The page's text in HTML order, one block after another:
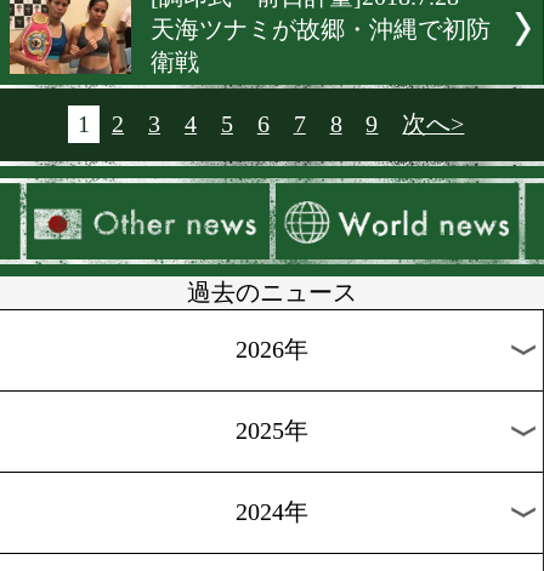
ユース王座戦 水野拓哉が
ダウンを先制!
[試合結果]2018.7.29
WBC・IBF王座ライト級統
ガルシアvsイースターJr
[試合速報]2018.7.29
伊藤雅雪が米国で世界初挑
[試合結果]2018.7.29
試合結果:ホワイティvsパ
[調印式・前日計量